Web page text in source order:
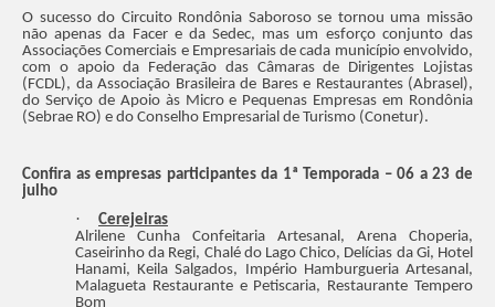
O sucesso do Circuito Rondônia Saboroso se tornou uma missão
não apenas da Facer e da Sedec, mas um esforço conjunto das
Associações Comerciais e Empresariais de cada município envolvido,
com o apoio da Federação das Câmaras de Dirigentes Lojistas
(FCDL), da Associação Brasileira de Bares e Restaurantes (Abrasel),
do Serviço de Apoio às Micro e Pequenas Empresas em Rondônia
(Sebrae RO) e do Conselho Empresarial de Turismo (Conetur).
Confira as empresas participantes da 1ª Temporada – 06 a 23 de
julho
·
Cerejeiras
Alrilene Cunha Confeitaria Artesanal, Arena Choperia,
Caseirinho da Regi, Chalé do Lago Chico, Delícias da Gi, Hotel
Hanami, Keila Salgados, Império Hamburgueria Artesanal,
Malagueta Restaurante e Petiscaria, Restaurante Tempero
Bom